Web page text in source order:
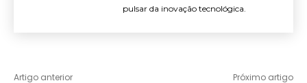
pulsar da inovação tecnológica.
Artigo anterior Próximo artigo